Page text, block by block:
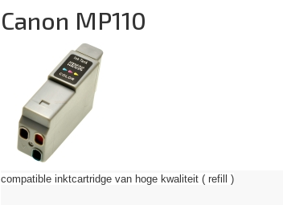
Canon MP110
compatible inktcartridge van hoge kwaliteit ( refill )